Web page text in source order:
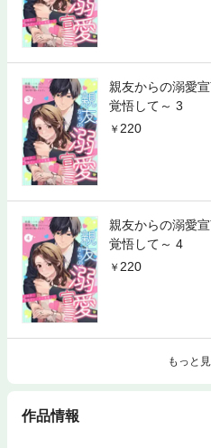
親友からの溺愛
覚悟して～ 3
220
親友からの溺愛
覚悟して～ 4
220
もっと
作品情報